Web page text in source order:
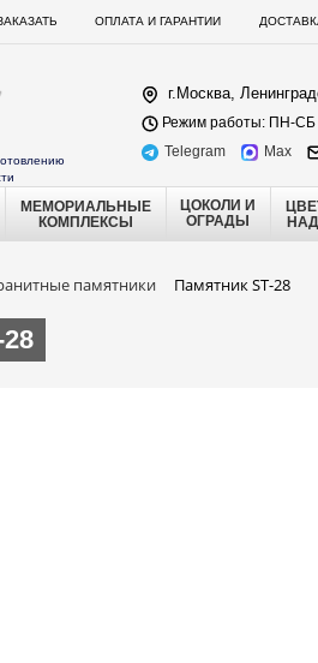
ОПЛАТА И ГАРАНТИИ
г.Москва,
Режим работы: ПН-СБ
Telegram
Max
МЕМОРИАЛЬНЫЕ
КОМПЛЕКСЫ
ЦОКОЛИ И
ОГРАДЫ
памятники Памятник ST-28